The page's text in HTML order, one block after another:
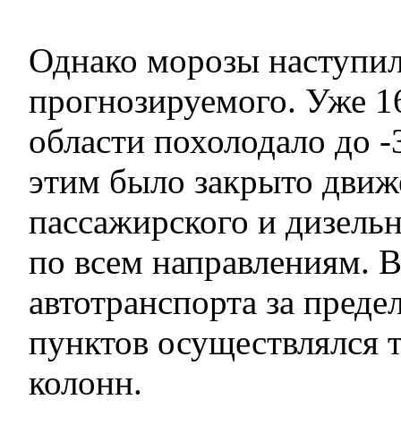
Однако морозы
прогнозируемого. Уже
области похолодало до
этим было закрыто
пассажирского и
по всем направлениям.
автотранспорта за
пунктов осуществлялся
колонн.